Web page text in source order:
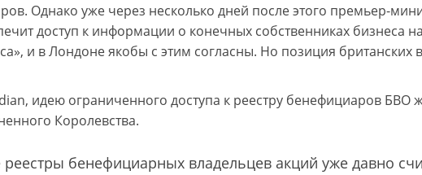
Однако уже через несколько дней после этого премьер-
доступ к информации о конечных собственниках бизнеса
и в Лондоне якобы с этим согласны. Но позиция британских
идею ограниченного доступа к реестру бенефициаров БВО
Королевства.
бенефициарных владельцев акций уже давно